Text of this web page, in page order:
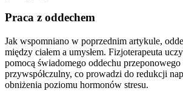
Praca z oddechem
Jak wspomniano w poprzednim artykule,
między ciałem a umysłem. Fizjoterapeuta
pomocą świadomego oddechu
przywspółczulny, co prowadzi do redukcji
obniżenia poziomu hormonów stresu.